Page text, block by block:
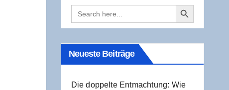
Search
for:
Search Button
Neu­es­te Beiträge
Die dop­pel­te Ent­mach­tung: Wie